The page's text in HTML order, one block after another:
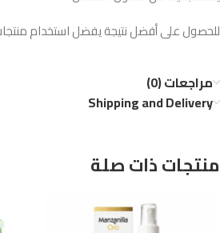
للحصول على أفضل نتيجة يفضل استخدام
مراجعات (0)
Shipping and Delivery
منتجات ذات صلة